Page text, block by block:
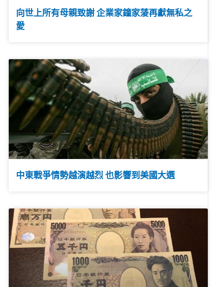
向世上所有母親致謝 企業家鐘家蔆再獻無私之
愛
中東戰爭情勢越演越烈 也影響到美國大選